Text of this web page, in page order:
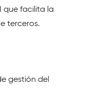
que facilita la
terceros.
gestión del